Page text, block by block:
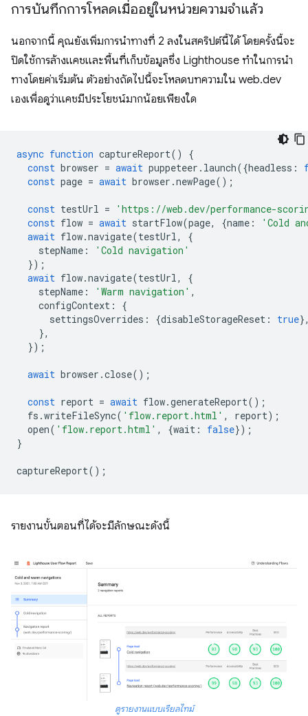
การบันทึกการโหลดเมื่ออยู่ในหน่วยความจำแล้ว
นอกจากนี้ คุณยังเพิ่มการนําทางที่ 2 ลงในสคริปต์นี้ได้ โดยครั้งนี้จะ
ปิดใช้การล้างแคชและพื้นที่เก็บข้อมูลซึ่ง Lighthouse ทําในการนํา
ทางโดยค่าเริ่มต้น ตัวอย่างถัดไปนี้จะโหลดบทความใน web.dev
เองเพื่อดูว่าแคชมีประโยชน์มากน้อยเพียงใด
async function captureReport()
{
const browser = await puppeteer . launch({headless :
const page = await browser .newPage();
const testUrl =
'https://web.dev/performance-
const flow = await startFlow(page, {name :
'Cold
await flow.navigate(testUrl,
{
stepName :
'Cold navigation'
});
await flow.navigate(testUrl,
{
stepName : 'Warm navigation' ,
configContext :
{
settingsOverrides : {disableStorageReset : true
},
});
await browser .close();
const report = await flow.generateReport();
fs .writeFileSync( 'flow.report.html' , report);
open( 'flow.report.html' , {wait : false});
}
captureReport();
รายงานขั้นตอนที่ได้จะมีลักษณะดังนี้
ดูรายงานแบบเรียลไทม์